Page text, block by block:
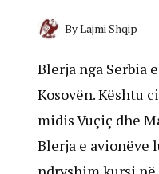
ByLajmi Shqip
Blerja nga Serbia
Kosovën. Kështu
midis Vuçiç dhe
Blerja e avionëve